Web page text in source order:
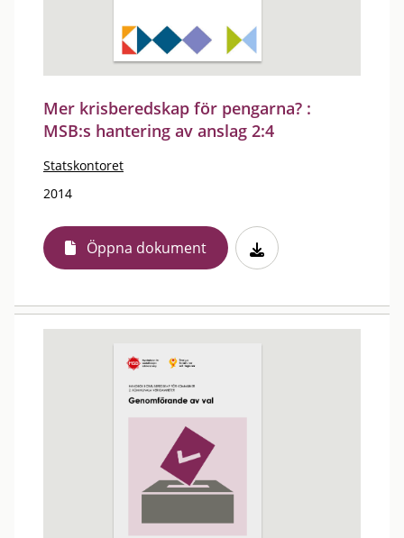
Mer krisberedskap för pengarna? :
MSB:s hantering av anslag 2:4
Statskontoret
2014
Öppna dokument